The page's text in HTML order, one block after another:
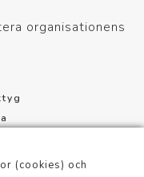
organisationens
(cookies) och